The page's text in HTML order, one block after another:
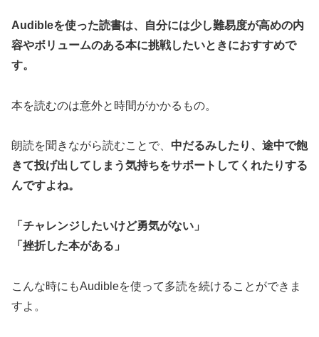
Audibleを使った読書は、自分には少し難易度が高めの内
容やボリュームのある本に挑戦したいときにおすすめで
す。
本を読むのは意外と時間がかかるもの。
朗読を聞きながら読むことで、 中だるみしたり、途中で飽
きて投げ出してしまう気持ちをサポートしてくれたりする
んですよね。
「チャレンジしたいけど勇気がない」
「挫折した本がある」
こんな時にもAudibleを使って多読を続けることができま
すよ。